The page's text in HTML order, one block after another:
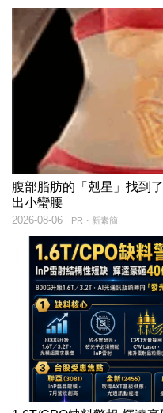
腹部脂肪的「剋星」找到
出小蠻腰
PR・新素簡
2026-08-06